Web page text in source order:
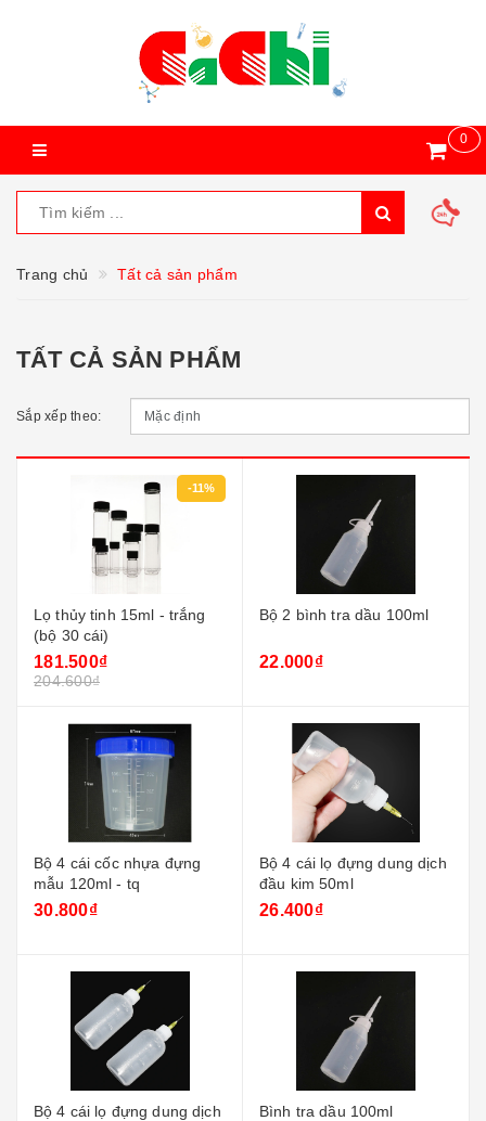
0
Trang chủ Tất cả sản phẩm
TẤT CẢ SẢN PHẨM
Sắp xếp theo:
-11%
Lọ thủy tinh 15ml - trắng
(bộ 30 cái)
181.500₫
204.600₫
Bộ 2 bình tra dầu 100ml
22.000₫
Bộ 4 cái cốc nhựa đựng
mẫu 120ml - tq
30.800₫
Bộ 4 cái lọ đựng dung dịch
đầu kim 50ml
26.400₫
Bộ 4 cái lọ đựng dung dịch
Bình tra dầu 100ml